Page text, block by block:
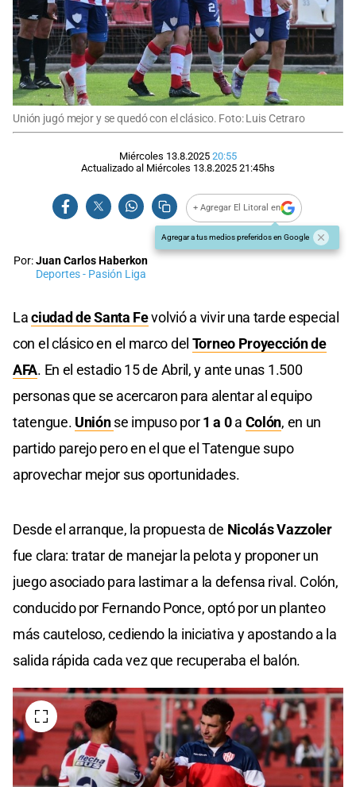
Unión jugó mejor y se quedó con el clásico. Foto: Luis Cetraro
Miércoles 13.8.2025 20:55
Actualizado al Miércoles 13.8.2025 21:45hs
+ Agregar El Litoral en
Agregar a tus medios preferidos en Google
Por:Juan Carlos Haberkon
Deportes - Pasión Liga
Laciudad de Santa Fevolvió a vivir una tarde especial
con el clásico en el marco del Torneo Proyección de
AFA. En el estadio 15 de Abril, y ante unas 1.500
personas que se acercaron para alentar al equipo
tatengue. Uniónse impuso por1 a 0a Colón, en un
partido parejo pero en el que el Tatengue supo
aprovechar mejor sus oportunidades.
Desde el arranque, la propuesta de Nicolás Vazzoler
fue clara: tratar de manejar la pelota y proponer un
juego asociado para lastimar a la defensa rival. Colón,
conducido por Fernando Ponce, optó por un planteo
más cauteloso, cediendo la iniciativa y apostando a la
salida rápida cada vez que recuperaba el balón.